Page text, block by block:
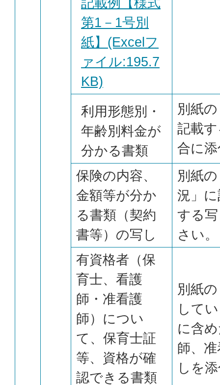
第1－1号別
紙】(Excelフ
ァイル:195.7
KB)
利用形態別・
年齢別料金が
分かる書類
別紙
記載
合に
保険の内容、
金額等が分か
る書類（契約
書等）の写し
別紙
況」
する
さい。
有資格者（保
育士、看護
師・准看護
師）につい
て、保育士証
等、資格が確
認できる書類
別紙
して
に含
師、
しを